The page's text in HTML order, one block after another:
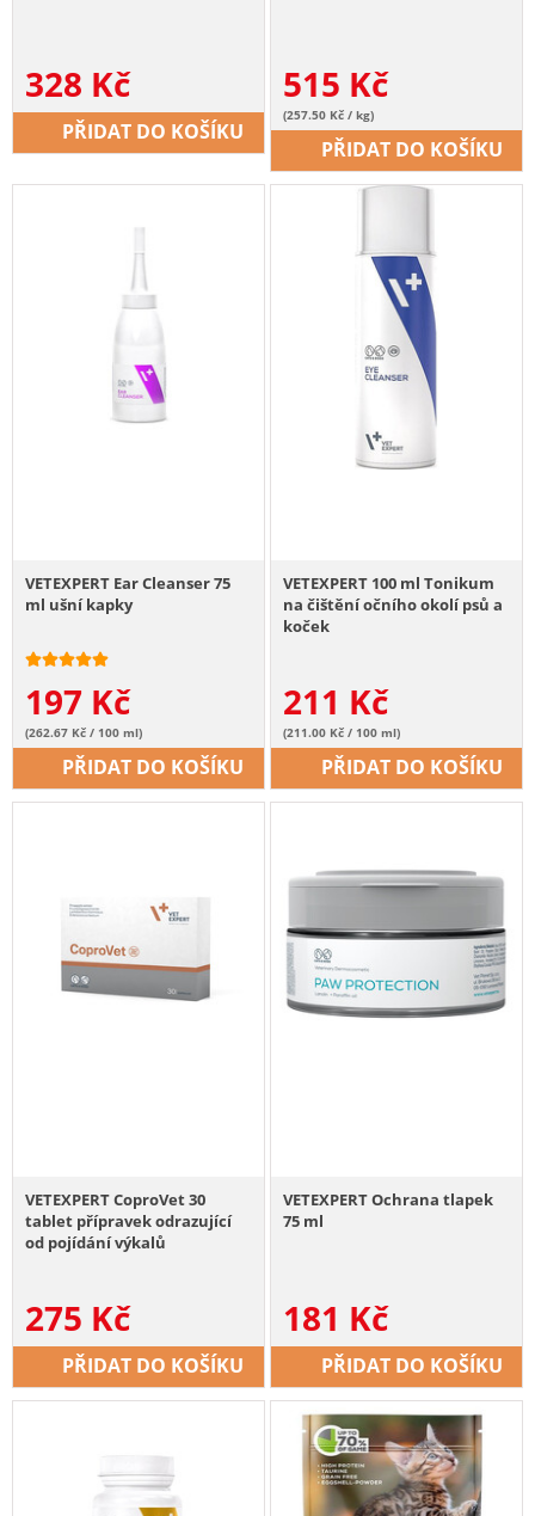
328 Kč
PŘIDAT DO KOŠÍKU
515 Kč
(257.50 Kč / kg)
PŘIDAT DO KOŠÍKU
VETEXPERT Ear Cleanser 75
ml ušní kapky
197 Kč
(262.67 Kč / 100 ml)
PŘIDAT DO KOŠÍKU
VETEXPERT 100 ml Tonikum
na čištění očního okolí psů a
koček
211 Kč
(211.00 Kč / 100 ml)
PŘIDAT DO KOŠÍKU
VETEXPERT CoproVet 30
tablet přípravek odrazující
od pojídání výkalů
275 Kč
PŘIDAT DO KOŠÍKU
VETEXPERT Ochrana tlapek
75 ml
181 Kč
PŘIDAT DO KOŠÍKU